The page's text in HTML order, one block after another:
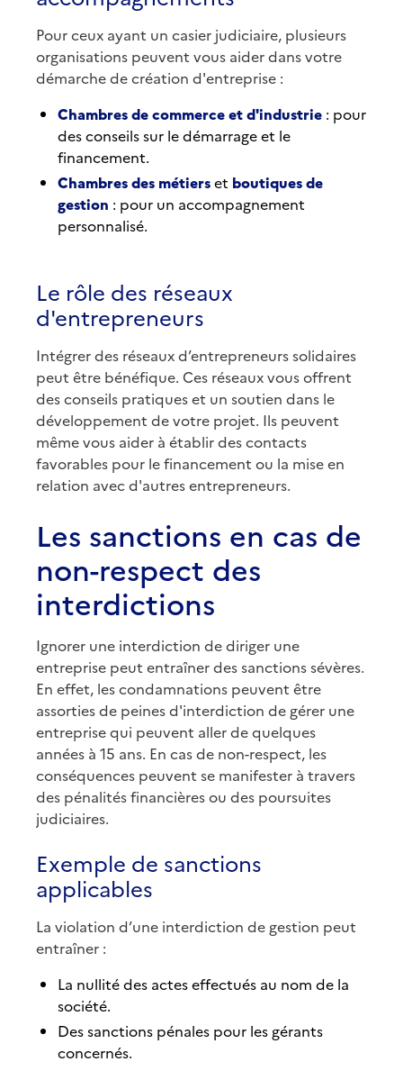
Pour ceux ayant un casier judiciaire, plusieurs
organisations peuvent vous aider dans votre
démarche de création d'entreprise :
Chambres de commerce et d'industrie : pour
des conseils sur le démarrage et le
financement.
Chambres des métierset boutiques de
gestion : pour un accompagnement
personnalisé.
Le rôle des réseaux
d'entrepreneurs
Intégrer des réseaux d’entrepreneurs solidaires
peut être bénéfique. Ces réseaux vous offrent
des conseils pratiques et un soutien dans le
développement de votre projet. Ils peuvent
même vous aider à établir des contacts
favorables pour le financement ou la mise en
relation avec d'autres entrepreneurs.
Les sanctions en cas de
non-respect des
interdictions
Ignorer une interdiction de diriger une
entreprise peut entraîner des sanctions sévères.
En effet, les condamnations peuvent être
assorties de peines d'interdiction de gérer une
entreprise qui peuvent aller de quelques
années à 15 ans. En cas de non-respect, les
conséquences peuvent se manifester à travers
des pénalités financières ou des poursuites
judiciaires.
Exemple de sanctions
applicables
La violation d’une interdiction de gestion peut
entraîner :
La nullité des actes effectués au nom de la
société.
Des sanctions pénales pour les gérants
concernés.